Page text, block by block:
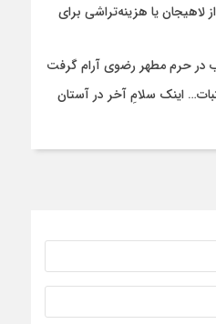
یا هزینه‌تراشی برای
در حرم مطهر رضوی آرام گرفت
اینک سلامِ آخر در آستان